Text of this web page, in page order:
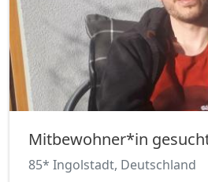
Mitbewohner*in
85* Ingolstadt, Deutschland